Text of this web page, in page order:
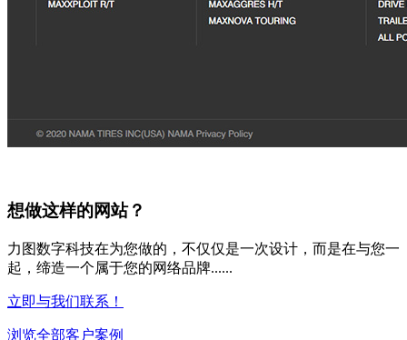
想做这样的网站？
力图数字科技在为您做的，不仅仅是一次设计，而是在与您一
起，缔造一个属于您的网络品牌......
立即与我们联系！
浏览全部客户案例